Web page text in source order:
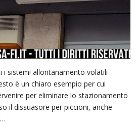
i sistemi allontanamento volatili
è un chiaro esempio per cui
per eliminare lo stazionamento
il dissuasore per piccioni, anche